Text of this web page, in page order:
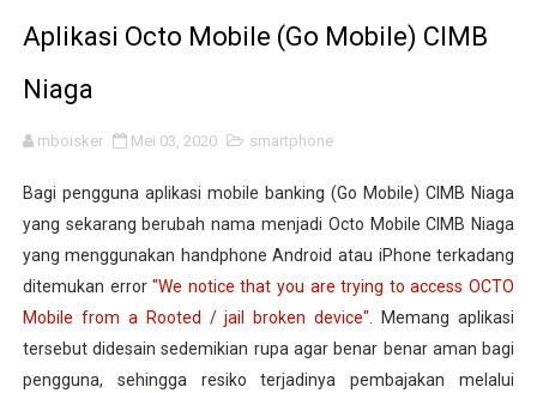
Aplikasi Octo Mobile (Go Mobile) CIMB
Niaga
mboisker Mei 03, 2020 smartphone
Bagi pengguna aplikasi mobile banking (Go Mobile) CIMB Niaga
yang sekarang berubah nama menjadi Octo Mobile CIMB Niaga
yang menggunakan handphone Android atau iPhone terkadang
ditemukan error"We notice that you are trying to access OCTO
Mobile from a Rooted / jail broken device" . Memang aplikasi
tersebut didesain sedemikian rupa agar benar benar aman bagi
pengguna, sehingga resiko terjadinya pembajakan melalui